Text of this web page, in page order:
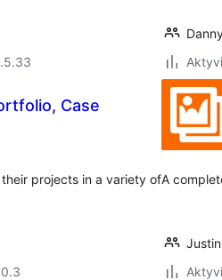
Case
projects in a variety ofA